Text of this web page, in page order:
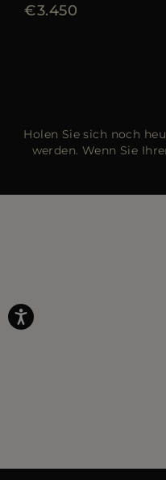
€3.450
Holen Sie sich noch
werden. Wenn Sie